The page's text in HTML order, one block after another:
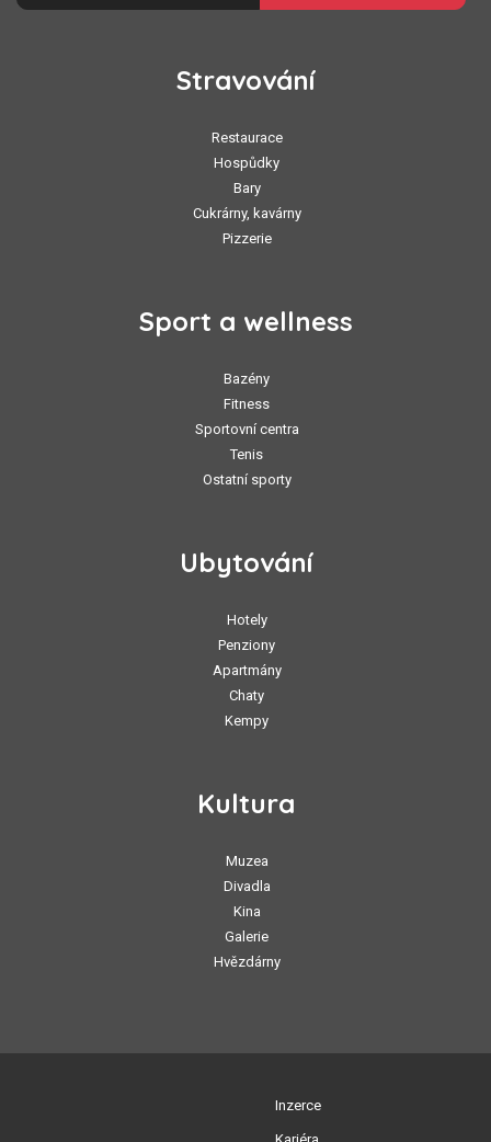
Stravování
Restaurace
Hospůdky
Bary
Cukrárny, kavárny
Pizzerie
Sport a wellness
Bazény
Fitness
Sportovní centra
Tenis
Ostatní sporty
Ubytování
Hotely
Penziony
Apartmány
Chaty
Kempy
Kultura
Muzea
Divadla
Kina
Galerie
Hvězdárny
Inzerce